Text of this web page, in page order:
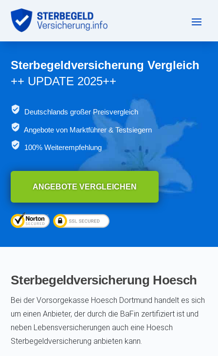
Sterbegeldversicherung Vergleich
++ UPDATE 2025++
Deutschlands großer Preisvergleich
Angebote von Marktführer & Testsiegern
100% Weiterempfehlung
ANGEBOTE VERGLEICHEN
Sterbegeldversicherung Hoesch
Bei der Vorsorgekasse Hoesch Dortmund handelt es sich
um einen Anbieter, der durch die BaFin zertifiziert ist und
neben Lebensversicherungen auch eine Hoesch
Sterbegeldversicherung anbieten kann.